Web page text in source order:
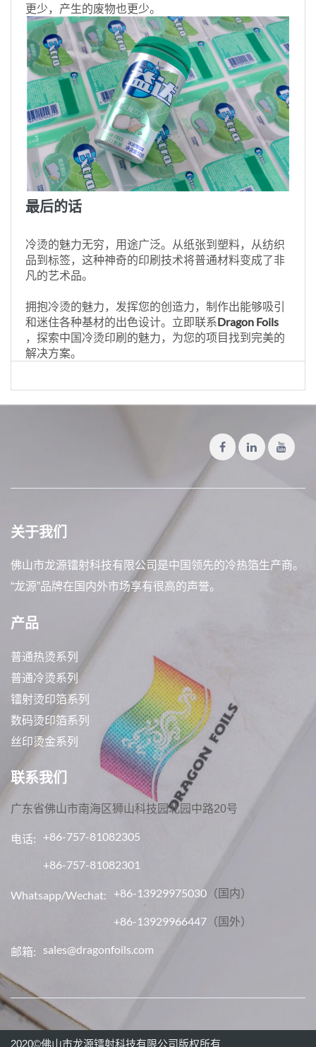
更少，产生的废物也更少。
最后的话
冷烫的魅力无穷，用途广泛。从纸张到塑料，从纺织
品到标签，这种神奇的印刷技术将普通材料变成了非
凡的艺术品。
拥抱冷烫的魅力，发挥您的创造力，制作出能够吸引
和迷住各种基材的出色设计。立即联系Dragon Foils
，探索中国冷烫印刷的魅力，为您的项目找到完美的
解决方案。
关于我们
佛山市龙源镭射科技有限公司是中国领先的冷热箔生产商。
“龙源”品牌在国内外市场享有很高的声誉。
产品
普通热烫系列
普通冷烫系列
镭射烫印箔系列
数码烫印箔系列
丝印烫金系列
联系我们
广东省佛山市南海区狮山科技园北园中路20号
电话: +86-757-81082305
+86-757-81082301
Whatsapp/Wechat: +86-13929975030 （国内）
+86-13929966447 （国外）
邮箱: sales@dragonfoils.com
2020©佛山市龙源镭射科技有限公司版权所有